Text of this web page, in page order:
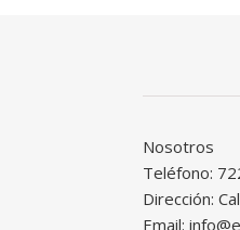
Nosotros
Teléfono:
Dirección:
Email: